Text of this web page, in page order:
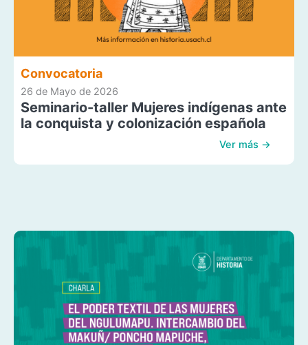
Convocatoria
26 de Mayo de 2026
Seminario-taller Mujeres indígenas ante
la conquista y colonización española
Ver más →